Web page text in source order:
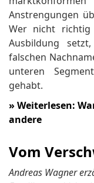
Anstrengungen
Wer nicht
Ausbildung
falschen
unteren
gehabt.
»Weiterlesen:
andere
Vom
Andreas Wagner